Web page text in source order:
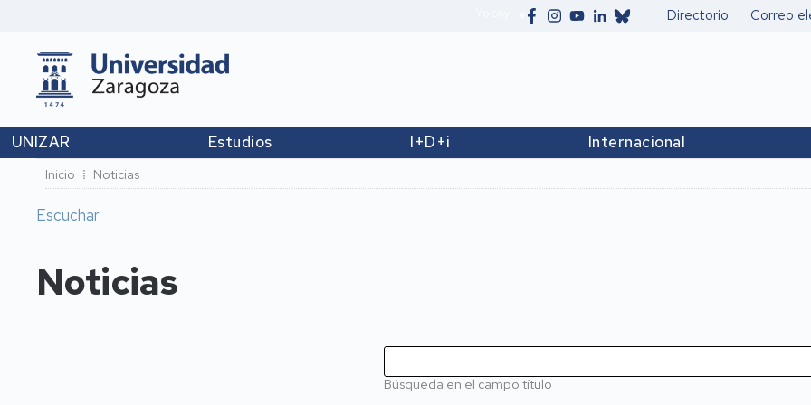
Secundario
Directorio Correo
UNIZAR Estudios I+D+i Internacional
Ruta
de
navegación
Inicio Noticias
Escuchar
Noticias
Búsqueda en el campo título